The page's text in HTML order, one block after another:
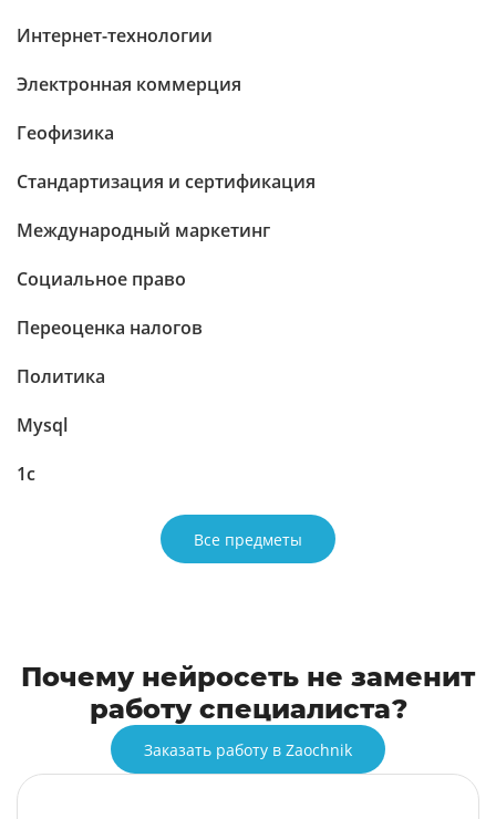
Интернет-технологии
Электронная коммерция
Геофизика
Стандартизация и сертификация
Международный маркетинг
Социальное право
Переоценка налогов
Политика
Mysql
1с
Все предметы
Почему нейросеть не заменит
работу специалиста?
Заказать работу в Zaochnik